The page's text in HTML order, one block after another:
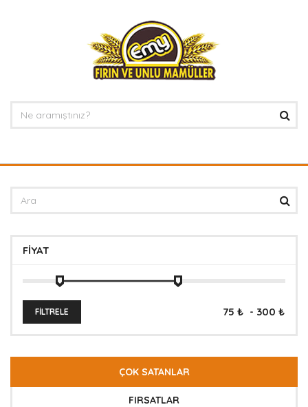
FIYAT
FILTRELE
ÇOK SATANLAR
FIRSATLAR